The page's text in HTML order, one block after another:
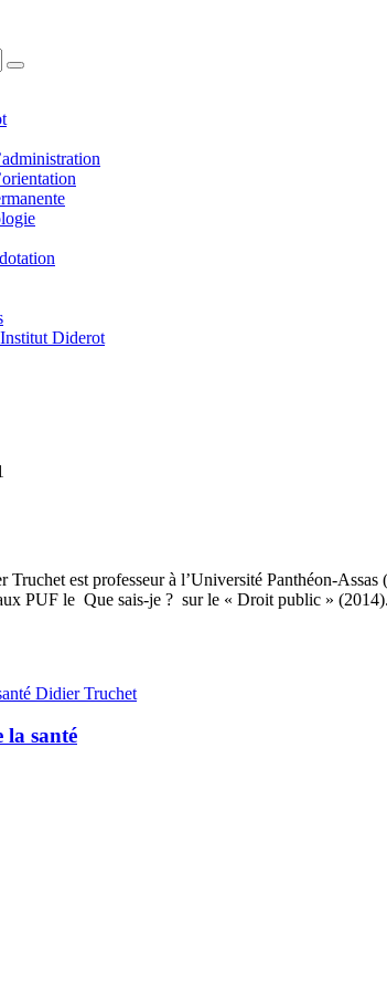
Diderot
est professeur à l’Université Panthéon-
PUF le Que sais-je ? sur le « Droit public » (2014).
Didier Truchet
la santé